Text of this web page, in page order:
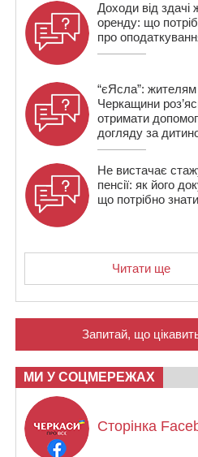
Доходи від здачі
оренду: що
про
“єЯсла”: жителям
Черкащини
отримати
догляду за
Не вистачає
пенсії: як його
що потрібно знати
Читати ще
Запитай, що
МИ У СОЦМЕРЕЖАХ
Сторінка